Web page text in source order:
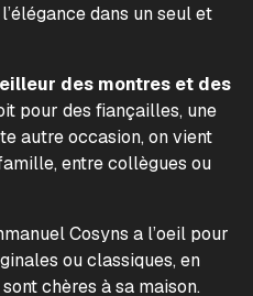
dans un seul et
des montres et des
pour des fiançailles, une
autre occasion, on vient
entre collègues ou
Cosyns a l’oeil pour
ou classiques, en
chères à sa maison.